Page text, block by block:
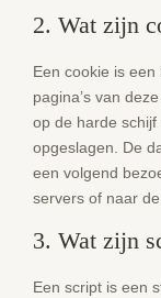
2. Wat zijn
Een cookie is
pagina’s van
op de harde
opgeslagen. De
een volgend
servers of naar
3. Wat zijn
Een script is een